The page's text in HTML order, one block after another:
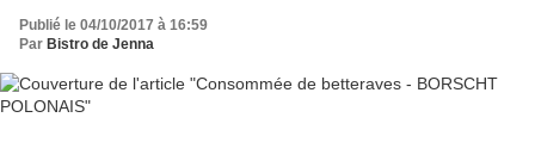
Publié le 04/10/2017 à 16:59
Par Bistro de Jenna